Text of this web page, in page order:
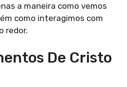
a maneira como vemos
como interagimos com
redor.
De Cristo